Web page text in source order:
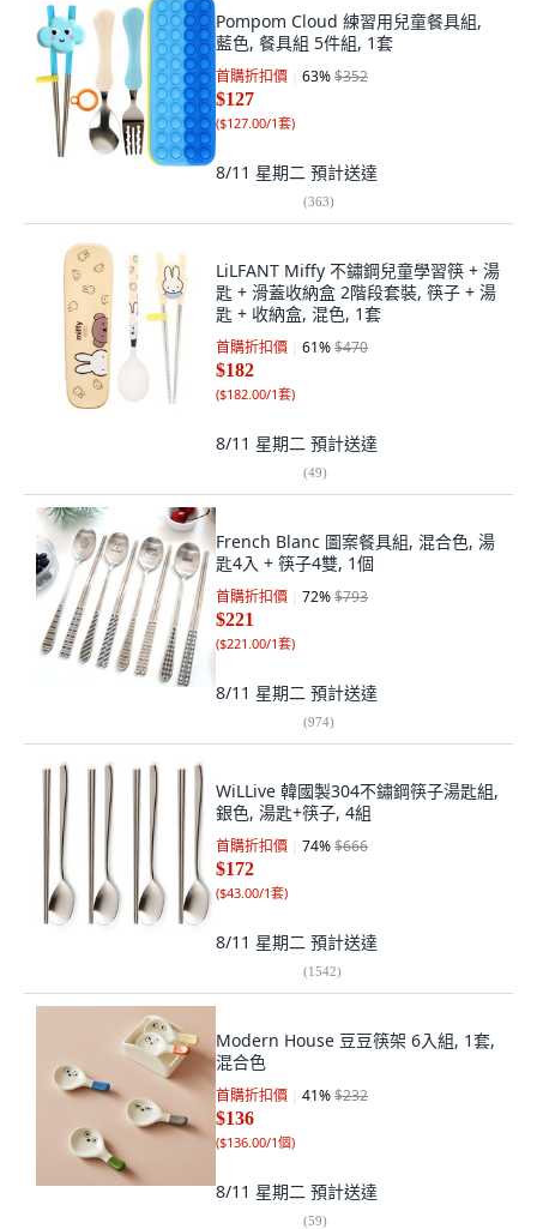
Pompom Cloud 練習用兒童餐具組,
藍色, 餐具組 5件組, 1套
首購折扣價 63%$352
$127
($127.00/1套)
8/11 星期二 預計送達
(363)
LiLFANT Miffy 不鏽鋼兒童學習筷 + 湯
匙 + 滑蓋收納盒 2階段套裝, 筷子 + 湯
匙 + 收納盒, 混色, 1套
首購折扣價 61%$470
$182
($182.00/1套)
8/11 星期二 預計送達
(49)
French Blanc 圖案餐具組, 混合色, 湯
匙4入 + 筷子4雙, 1個
首購折扣價 72%$793
$221
($221.00/1套)
8/11 星期二 預計送達
(974)
WiLLive 韓國製304不鏽鋼筷子湯匙組,
銀色, 湯匙+筷子, 4組
首購折扣價 74%$666
$172
($43.00/1套)
8/11 星期二 預計送達
(1542)
Modern House 豆豆筷架 6入組, 1套,
混合色
首購折扣價 41%$232
$136
($136.00/1個)
8/11 星期二 預計送達
(59)